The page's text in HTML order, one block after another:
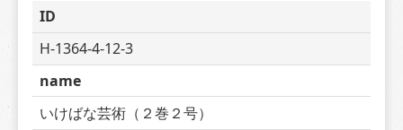
ID
H-1364-4-12-3
name
いけばな芸術（２巻２号）